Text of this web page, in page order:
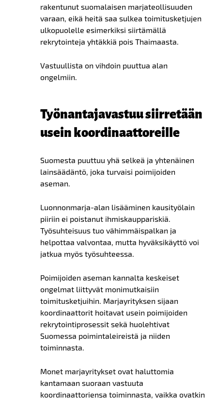
rakentunut suomalaisen marjateollisuuden
varaan, eikä heitä saa sulkea toimitusketjujen
ulkopuolelle esimerkiksi siirtämällä
rekrytointeja yhtäkkiä pois Thaimaasta.
Vastuullista on vihdoin puuttua alan
ongelmiin.
Työnantajavastuu siirretään
usein koordinaattoreille
Suomesta puuttuu yhä selkeä ja yhtenäinen
lainsäädäntö, joka turvaisi poimijoiden
aseman.
Luonnonmarja-alan lisääminen kausityölain
piiriin ei poistanut ihmiskauppariskiä.
Työsuhteisuus tuo vähimmäispalkan ja
helpottaa valvontaa, mutta hyväksikäyttö voi
jatkua myös työsuhteessa.
Poimijoiden aseman kannalta keskeiset
ongelmat liittyvät monimutkaisiin
toimitusketjuihin. Marjayrityksen sijaan
koordinaattorit hoitavat usein poimijoiden
rekrytointiprosessit sekä huolehtivat
Suomessa poimintaleireistä ja niiden
toiminnasta.
Monet marjayritykset ovat haluttomia
kantamaan suoraan vastuuta
koordinaattoriensa toiminnasta, vaikka ovatkin